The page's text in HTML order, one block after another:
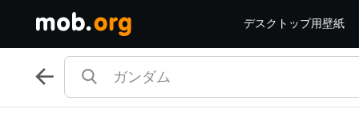
デスクトップ用壁紙